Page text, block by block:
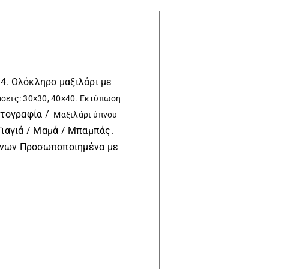
Ολόκληρο μαξιλάρι με
30×30, 40×40. Εκτύπωση
/ Μαξιλάρι ύπνου
/ Μαμά / Μπαμπάς.
Προσωποποιημένα με